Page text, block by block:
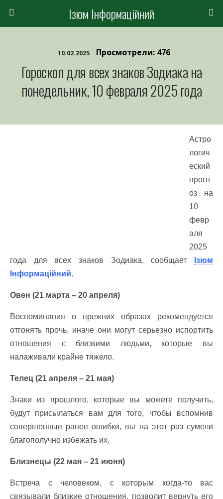
Ізюм Інформаційний
10.02.2025 Просмотрели: 476
Гороскоп для всех знаков Зодиака на
понедельник, 10 февраля 2025 года
Астро
логич
еский
прогн
оз на
10
февр
аля
2025
года для всех знаков Зодиака, сообщает
Ізюм
Інформаційний.
Овен (21 марта – 20 апреля)
Воспоминания о прежних образах рекомендуется
отгонять прочь, иначе они могут серьезно испортить
отношения с близкими людьми, которые вы
налаживали крайне тяжело.
Телец (21 апреля – 21 мая)
Знаки из прошлого, которые вы можете получить,
будут присылаться вам для того, чтобы вспомнив
совершенные ранее ошибки, вы на этот раз сумели
благополучно избежать их.
Близнецы (22 мая – 21 июня)
Встреча с человеком, с которым когда-то вас
связывали близкие отношения, позволит вернуть его